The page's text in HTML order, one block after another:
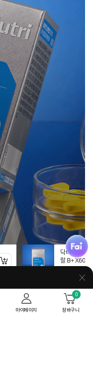
장바구니 담기
닥터뉴트리
랄 B+ X60정
fai
마이페이지 장바구니
0